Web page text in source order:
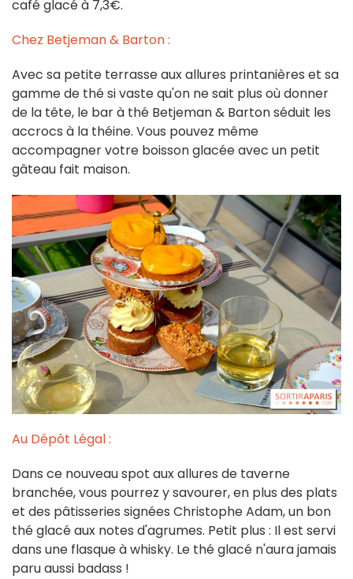
café glacé à 7,3€.
Chez Betjeman & Barton :
Avec sa petite terrasse aux allures printanières et sa
gamme de thé si vaste qu'on ne sait plus où donner
de la tête, le bar à thé Betjeman & Barton séduit les
accrocs à la théine. Vous pouvez même
accompagner votre boisson glacée avec un petit
gâteau fait maison.
Au Dépôt Légal :
Dans ce nouveau spot aux allures de taverne
branchée, vous pourrez y savourer, en plus des plats
et des pâtisseries signées Christophe Adam, un bon
thé glacé aux notes d'agrumes. Petit plus : Il est servi
dans une flasque à whisky. Le thé glacé n'aura jamais
paru aussi badass !